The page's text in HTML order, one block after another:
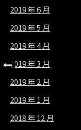
2019 年 6 月
2019 年 5 月
2019 年 4 月
2019 年 3 月
2019 年 2 月
2019 年 1 月
2018 年 12 月